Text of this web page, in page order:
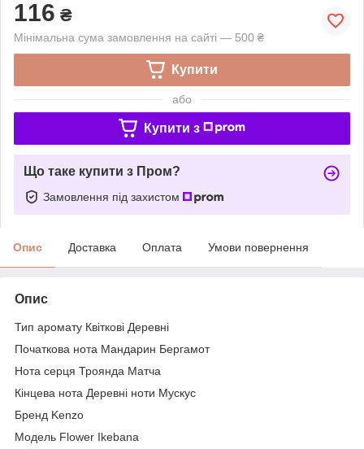
116 ₴
Мінімальна сума замовлення на сайті — 500 ₴
Купити
або
Купити з
Що таке купити з Пром?
Замовлення під захистом
Опис Доставка Оплата Умови повернення
Опис
Тип аромату Квіткові Деревні
Початкова нота Мандарин Бергамот
Нота серця Троянда Матча
Кінцева нота Деревні ноти Мускус
Бренд Kenzo
Модель Flower Ikebana